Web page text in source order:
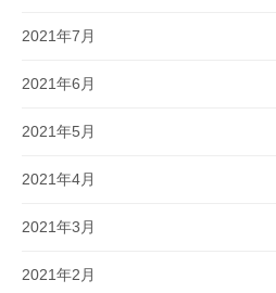
2021年7月
2021年6月
2021年5月
2021年4月
2021年3月
2021年2月